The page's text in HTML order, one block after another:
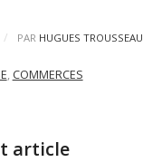
/ PAR HUGUES TROUSSEAU
, COMMERCES
article